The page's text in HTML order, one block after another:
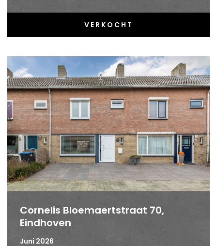
VERKOCHT
Cornelis Bloemaertstraat 70,
Eindhoven
Juni 2026